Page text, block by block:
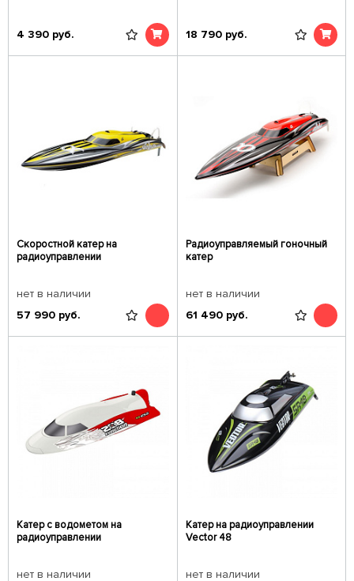
4 390 руб. 18 790 руб.
Скоростной катер на
радиоуправлении
нет в наличии
57 990 руб.
Радиоуправляемый гоночный
катер
нет в наличии
61 490 руб.
Катер с водометом на
радиоуправлении
нет в наличии
Катер на радиоуправлении
Vector 48
нет в наличии